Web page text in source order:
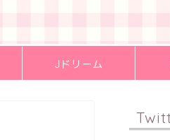
Jドリーム